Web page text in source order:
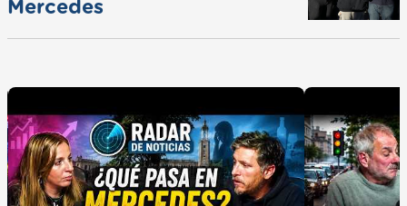
Mercedes